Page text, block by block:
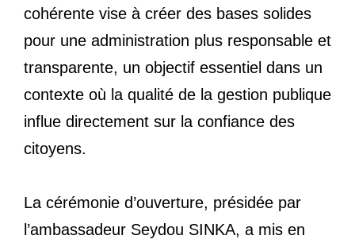
cohérente vise à créer des bases solides
pour une administration plus responsable et
transparente, un objectif essentiel dans un
contexte où la qualité de la gestion publique
influe directement sur la confiance des
citoyens.
La cérémonie d’ouverture, présidée par
l’ambassadeur Seydou SINKA, a mis en